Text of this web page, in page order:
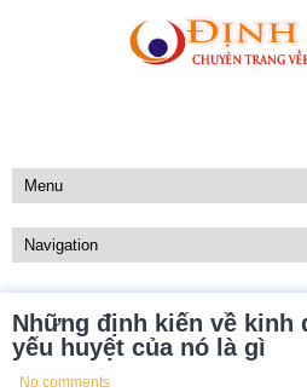
Những định kiến về kinh
yếu huyệt của nó là gì
No comments